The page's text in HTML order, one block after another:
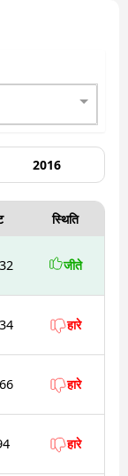
2016
स्थिति
जीते
हारे
हारे
हारे